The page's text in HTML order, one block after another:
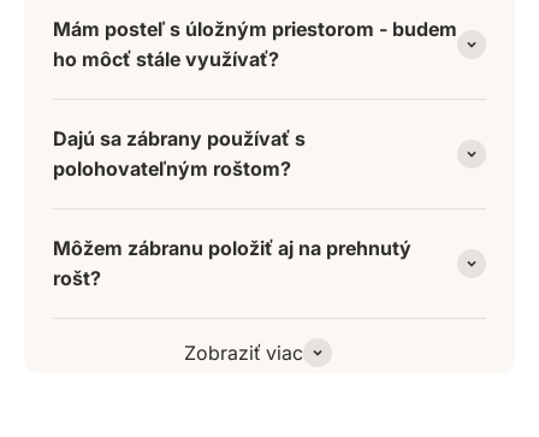
Mám posteľ s úložným priestorom - budem
ho môcť stále využívať?
Dajú sa zábrany používať s
polohovateľným roštom?
Môžem zábranu položiť aj na prehnutý
rošt?
Zobraziť viac